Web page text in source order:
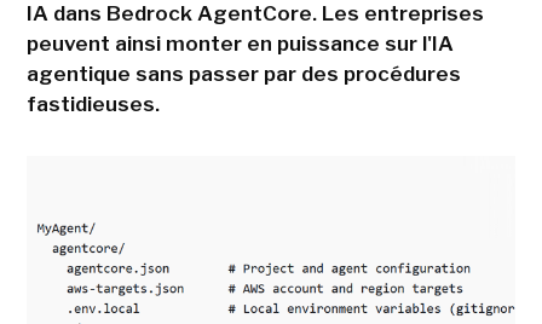
IA dans Bedrock AgentCore. Les entreprises
peuvent ainsi monter en puissance sur l'IA
agentique sans passer par des procédures
fastidieuses.